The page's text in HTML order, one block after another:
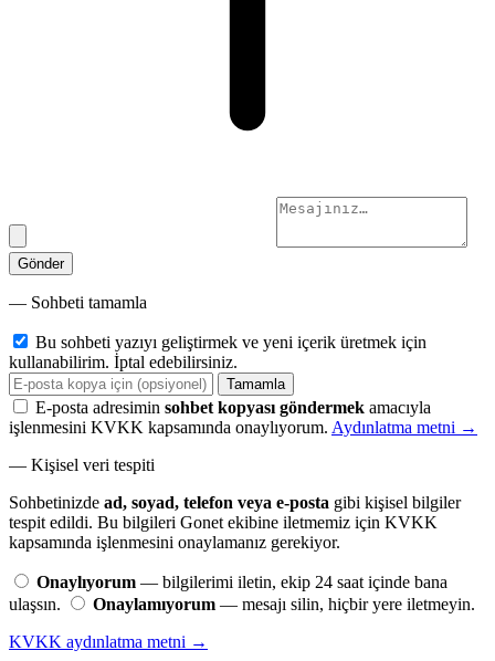
Gönder
— Sohbeti tamamla
Bu sohbeti yazıyı geliştirmek ve yeni içerik üretmek için
kullanabilirim. İptal edebilirsiniz.
Tamamla
E-posta adresimin sohbet kopyası göndermek amacıyla
işlenmesini KVKK kapsamında onaylıyorum. Aydınlatma metni →
— Kişisel veri tespiti
Sohbetinizde ad, soyad, telefon veya e-posta gibi kişisel bilgiler
tespit edildi. Bu bilgileri Gonet ekibine iletmemiz için KVKK
kapsamında işlenmesini onaylamanız gerekiyor.
Onaylıyorum — bilgilerimi iletin, ekip 24 saat içinde bana
ulaşsın.
Onaylamıyorum — mesajı silin, hiçbir yere iletmeyin.
KVKK aydınlatma metni →